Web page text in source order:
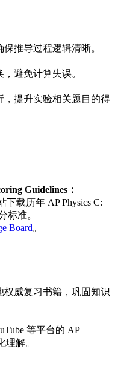
推导过程逻辑清晰。
避免计算失误。
，提升实验相关题目的得
Guidelines：
下载历年 AP Physics C:
标准。
Board。
威复习书籍，巩固知识
等平台的 AP
理解。